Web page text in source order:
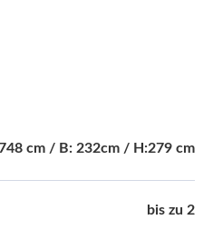
cm / B: 232cm / H:279 cm
bis zu 2